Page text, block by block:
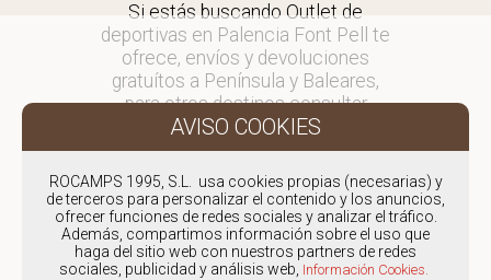
Si estás buscando Outlet de
deportivas en Palencia Font Pell te
ofrece, envíos y devoluciones
gratuítos a Península y Baleares,
para otros destinos consultar
en comercial@fontpell.com.
Los envíos a Palencia gestionados
entre semana se entregarán en
menos de 48 horas; los pedidos
realizados en fin de semana, el
producto se enviará a partir del
ROCAMPS 1995, S.L. usa cookies propias (necesarias) y
de terceros para personalizar el contenido y los anuncios,
ofrecer funciones de redes sociales y analizar el tráfico.
Además, compartimos información sobre el uso que
haga del sitio web con nuestros partners de redes
sociales, publicidad y análisis web, Información Cookies.